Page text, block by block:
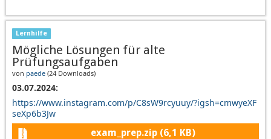
Lernhilfe
Mögliche Lösungen für alte
Prüfungsaufgaben
von paede (24 Downloads)
03.07.2024:
https://www.instagram.com/p/C8sW9rcyuuy/?igsh=cmwyeXF
seXp6b3Jw
exam_prep.zip (6,1 KB)